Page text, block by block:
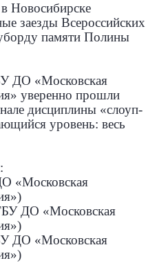
Новосибирске
заезды Всероссийских
памяти Полины
ДО «Московская
уверенно прошли
дисциплины «слоуп-
уровень: весь
«Московская
ДО «Московская
ДО «Московская